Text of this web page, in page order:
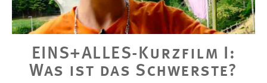
EINS+ALLES-Kurzfilm I:
Was ist das Schwerste?